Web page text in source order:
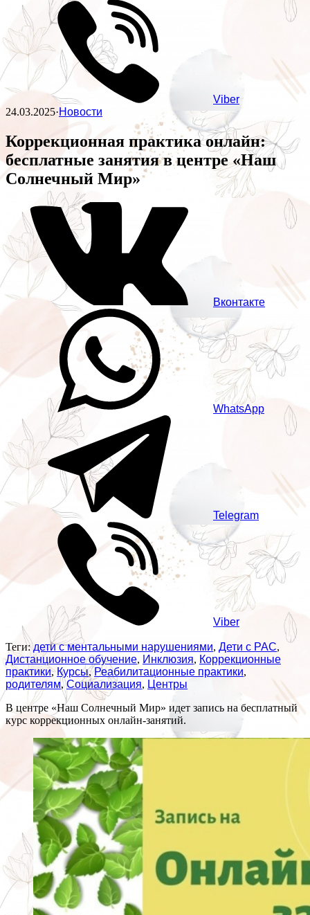
Viber
24.03.2025·Новости
Коррекционная практика онлайн:
бесплатные занятия в центре «Наш
Солнечный Мир»
Вконтакте
WhatsApp
Telegram
Viber
Теги:дети с ментальными нарушениями, Дети с РАС,
Дистанционное обучение, Инклюзия, Коррекционные
практики, Курсы,Реабилитационные практики,
родителям,Социализация, Центры
В центре «Наш Солнечный Мир» идет запись на бесплатный
курс коррекционных онлайн-занятий.